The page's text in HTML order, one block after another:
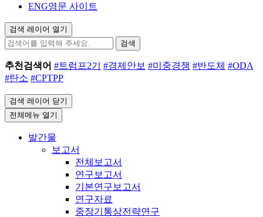
ENG영문 사이트
검색 레이어 열기
검색
추천검색어 #트럼프2기 #경제안보 #미중경쟁 #반도체 #ODA
#탄소 #CPTPP
검색 레이어 닫기
전체메뉴 열기
발간물
보고서
전체보고서
연구보고서
기본연구보고서
연구자료
중장기통상전략연구